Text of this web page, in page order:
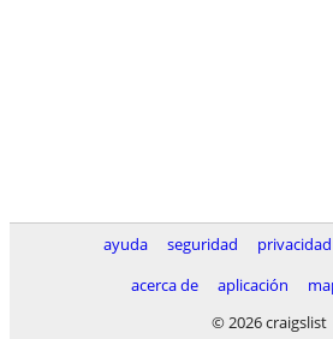
ayuda seguridad privacidad
acerca de
aplicación
© 2026 craigslist